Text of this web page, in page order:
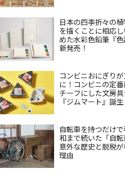
日本の四季折々の
を描くことに相応
めた水彩色鉛筆『
新発売！
コンビニおにぎり
に！コンビニの定
チーフにした文房
『ジムマート』誕生
自転車を持つだけ
和まで続いた「自
意外な歴史と脱税
理由